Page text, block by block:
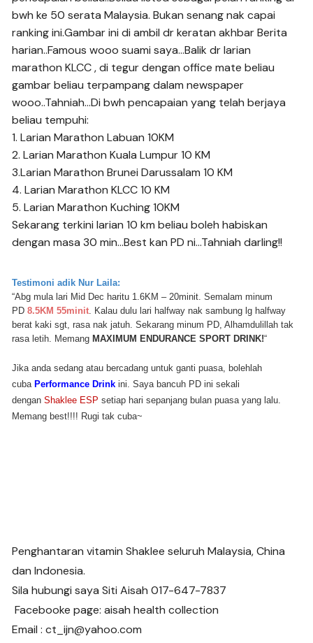
bwh ke 50 serata Malaysia. Bukan senang nak capai
ranking ini.Gambar ini di ambil dr keratan akhbar Berita
harian..Famous wooo suami saya…Balik dr larian
marathon KLCC , di tegur dengan office mate beliau
gambar beliau terpampang dalam newspaper
wooo..Tahniah…Di bwh pencapaian yang telah berjaya
beliau tempuhi:
1. Larian Marathon Labuan 10KM
2. Larian Marathon Kuala Lumpur 10 KM
3.Larian Marathon Brunei Darussalam 10 KM
4. Larian Marathon KLCC 10 KM
5. Larian Marathon Kuching 10KM
Sekarang terkini larian 10 km beliau boleh habiskan
dengan masa 30 min…Best kan PD ni…Tahniah darling!!
Testimoni adik Nur Laila:
“Abg mula lari Mid Dec haritu 1.6KM – 20minit. Semalam minum
PD8.5KM 55minit. Kalau dulu lari halfway nak sambung lg halfway
berat kaki sgt, rasa nak jatuh. Sekarang minum PD, Alhamdulillah tak
rasa letih. Memang MAXIMUM ENDURANCE SPORT DRINK!“
Jika anda sedang atau bercadang untuk ganti puasa, bolehlah
cuba Performance Drink ini. Saya bancuh PD ini sekali
denganShaklee ESP setiap hari sepanjang bulan puasa yang lalu.
Memang best!!!! Rugi tak cuba~
Penghantaran vitamin Shaklee seluruh Malaysia, China
dan Indonesia.
Sila hubungi saya Siti Aisah 017-647-7837
Facebooke page: aisah health collection
Email : ct_ijn@yahoo.com